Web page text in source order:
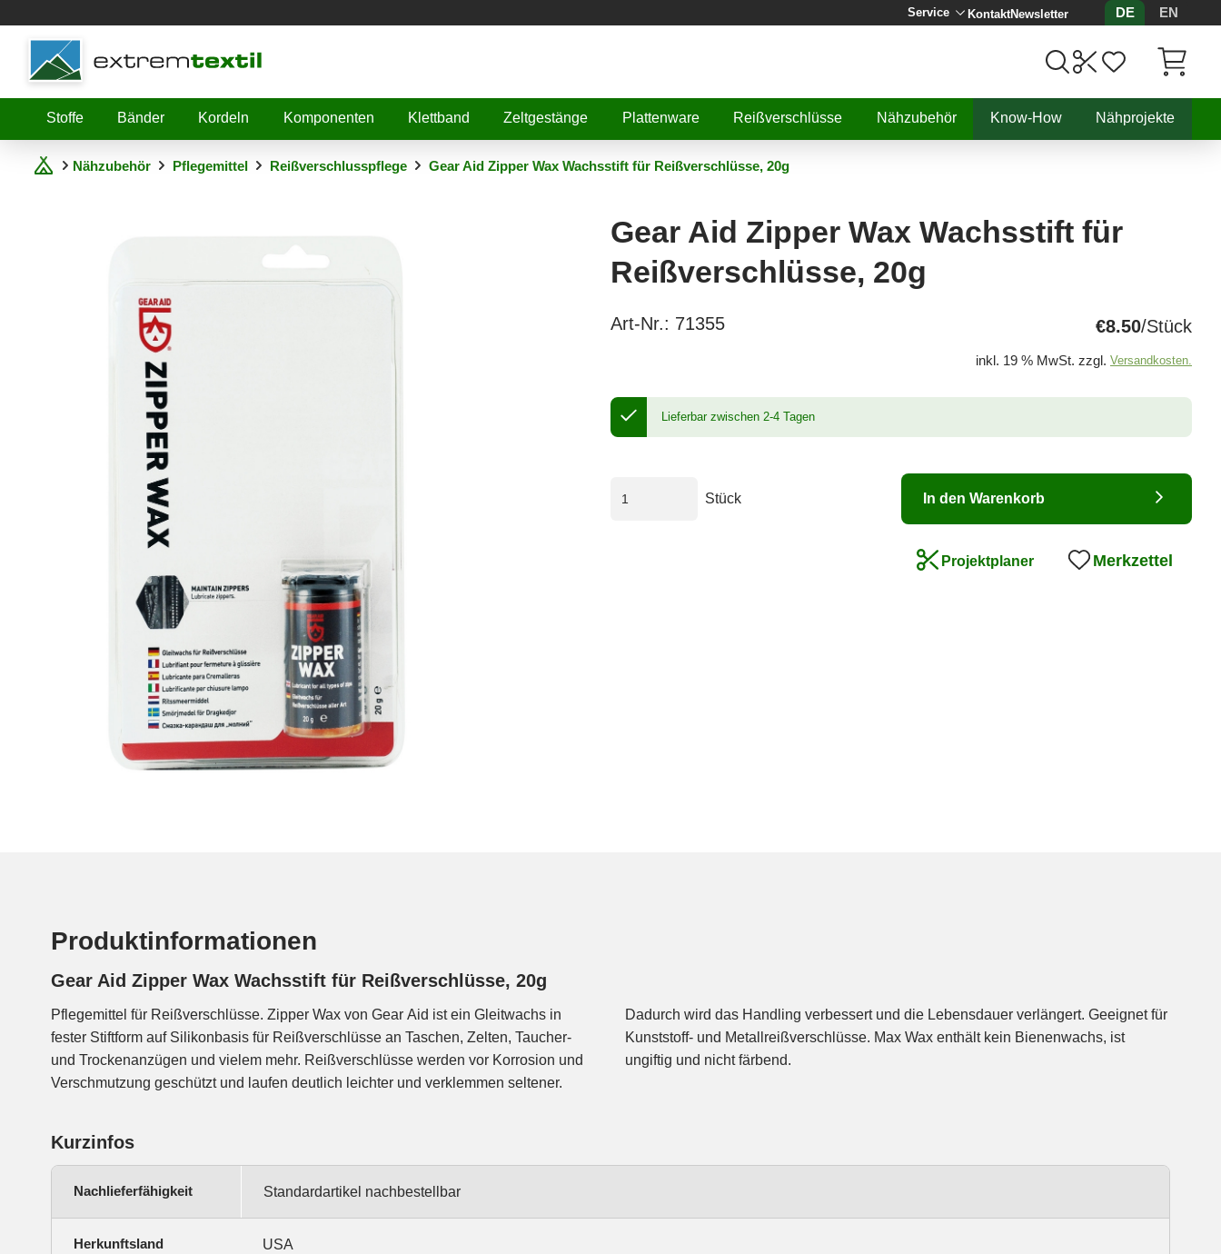
Service KontaktNewsletter DE
EN
Shopware
Stoffe
Bänder Kordeln Komponenten Klettband Zeltgestänge Plattenware Reißverschlüsse Nähzubehör Know-How Nähprojekte
Nähzubehör Pflegemittel Reißverschlusspflege Gear Aid Zipper Wax Wachsstift für Reißverschlüsse, 20g
Gear Aid Zipper Wax Wachsstift für
Reißverschlüsse, 20g
Art-Nr.: 71355 €8.50/Stück
inkl. 19 % MwSt. zzgl. Versandkosten.
Lieferbar zwischen 2-4 Tagen
Stück In den Warenkorb
Projektplaner Merkzettel
Produktinformationen
Gear Aid Zipper Wax Wachsstift für Reißverschlüsse, 20g
Pflegemittel für Reißverschlüsse. Zipper Wax von Gear Aid ist ein Gleitwachs in
fester Stiftform auf Silikonbasis für Reißverschlüsse an Taschen, Zelten, Taucher-
und Trockenanzügen und vielem mehr. Reißverschlüsse werden vor Korrosion und
Verschmutzung geschützt und laufen deutlich leichter und verklemmen seltener.
Dadurch wird das Handling verbessert und die Lebensdauer verlängert. Geeignet für
Kunststoff- und Metallreißverschlüsse. Max Wax enthält kein Bienenwachs, ist
ungiftig und nicht färbend.
Kurzinfos
Nachlieferfähigkeit Standardartikel nachbestellbar
Herkunftsland USA